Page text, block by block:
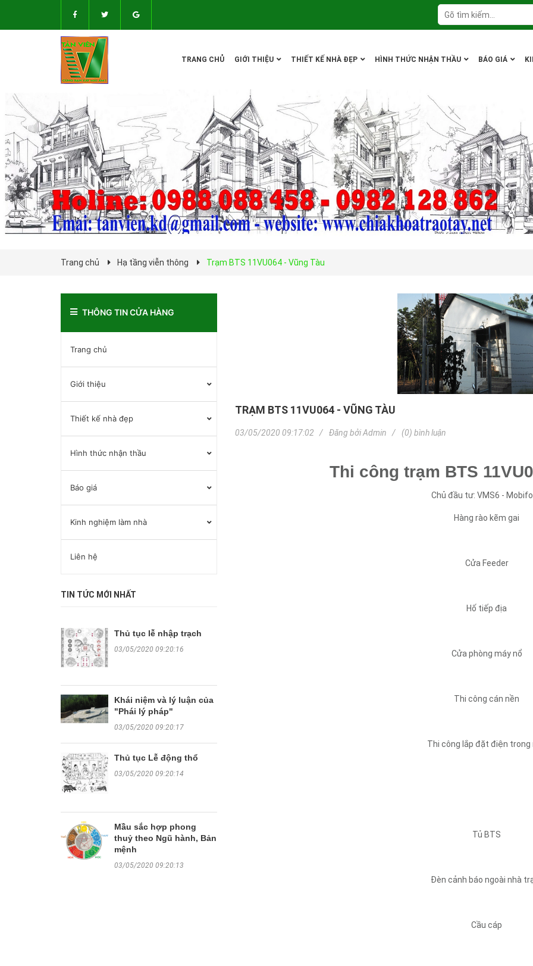
TRANG CHỦ GIỚI THIỆU THIẾT KẾ NHÀ ĐẸP HÌNH THỨC NHẬN THẦU BÁO GIÁ
Trang chủ Hạ tầng viễn thông Trạm BTS 11VU064 - Vũng Tàu
THÔNG TIN CỬA HÀNG
Trang chủ
Giới thiệu
Thiết kế nhà đẹp
Hình thức nhận thầu
Báo giá
Kinh nghiệm làm nhà
Liên hệ
TIN TỨC MỚI NHẤT
Thủ tục lễ nhập trạch
03/05/2020 09:20:16
Khái niệm và lý luận của
"Phái lý pháp"
03/05/2020 09:20:17
Thủ tục Lễ động thổ
03/05/2020 09:20:14
Mầu sắc hợp phong
thuỷ theo Ngũ hành, Bản
mệnh
03/05/2020 09:20:13
TRẠM BTS 11VU064 - VŨNG TÀU
03/05/2020 09:17:02 Đăng bởiAdmin (0) bình luận
Thi công trạm BTS
Chủ đầu tư: VMS6 -
Hàng rào kẽm gai
Cửa Feeder
Hố tiếp địa
Cửa phòng máy nổ
Thi công cán nền
Thi công lắp đặt điện trong
Tủ BTS
Đèn cảnh báo ngoài nhà
Cầu cáp